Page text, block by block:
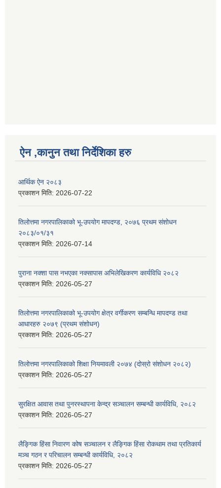
ऐन ,कानुन तथा निर्देशिका हरु
आर्थिक ऐन २०८३
प्रकाशन मिति: 2026-07-22
तिलोत्तमा नगरपालिकाको भू-उपयोग मापदण्ड, २०७६ प्रथम संशोधन
२०८३/०१/३१
प्रकाशन मिति: 2026-07-14
पुराना नक्शा पास नभएका नक्सापास अभिलेखिकरण कार्यविधि २०८२
प्रकाशन मिति: 2026-05-27
तिलोत्तमा नगरपालिकाको भू-उपयोग क्षेत्र वर्गीकरण सम्बन्धि मापदण्ड तथा
आधारहरु २०७९ (प्रथम संशोधन)
प्रकाशन मिति: 2026-05-27
तिलोत्तमा नगरपालिकाको शिक्षा नियमावली २०७४ (दोस्रो संशोधन २०८२)
प्रकाशन मिति: 2026-05-27
सुरक्षित आवास तथा पुनरस्थापना केन्द्र सञ्चालन सम्बन्धी कार्यविधि, २०८२
प्रकाशन मिति: 2026-05-27
लैङ्गिक हिंसा निवारण कोष सञ्चालन र लैङ्गिक हिंसा रोकथाम तथा प्रतिकार्य
मञ्च गठन र परिचालन सम्बन्धी कार्यविधि, २०८२
प्रकाशन मिति: 2026-05-27